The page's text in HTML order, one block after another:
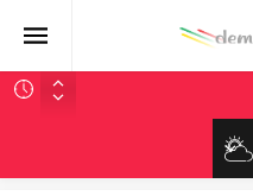
Japonya Maglev
Toronto Metrosu’nda